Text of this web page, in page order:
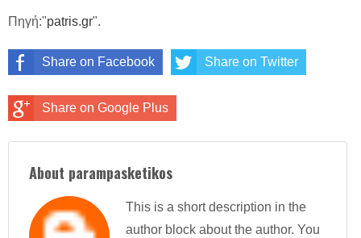
Πηγή:"patris.gr".
Share on Facebook Share on Twitter
Share on Google Plus
About parampasketikos
This is a short description in the
author block about the author. You